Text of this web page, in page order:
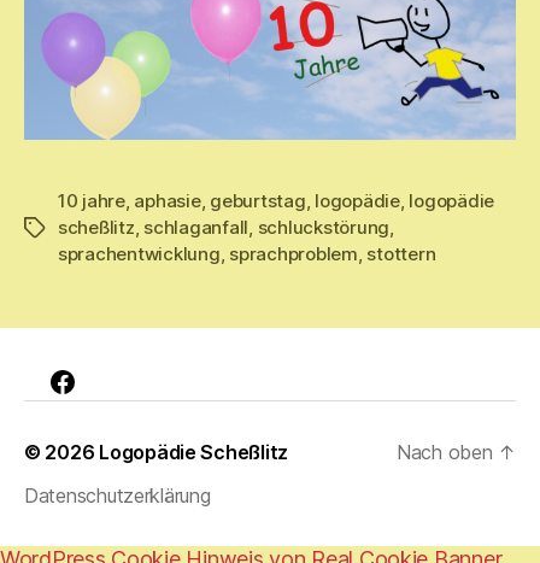
Schlagwörter
10 jahre, aphasie, geburtstag, logopädie, logopädie
scheßlitz, schlaganfall, schluckstörung,
sprachentwicklung, sprachproblem, stottern
Facebook
© 2026 Logopädie Scheßlitz
Datenschutzerklärung
Nach oben ↑